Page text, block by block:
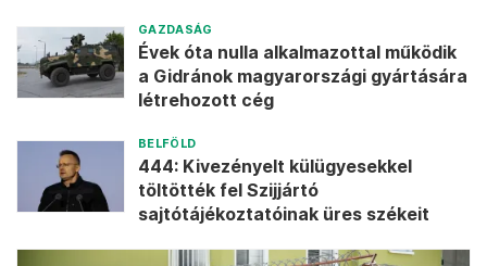
GAZDASÁG
Évek óta nulla alkalmazottal működik
a Gidránok magyarországi gyártására
létrehozott cég
BELFÖLD
444: Kivezényelt külügyesekkel
töltötték fel Szijjártó
sajtótájékoztatóinak üres székeit